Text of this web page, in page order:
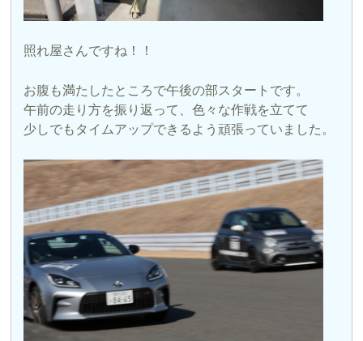
照れ屋さんですね！！
お腹も満たしたところで午後の部スタートです。
午前の走り方を振り返って、色々な作戦を立てて
少しでもタイムアップできるよう頑張っていました。